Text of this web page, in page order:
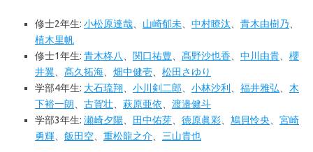
修士2年生: 小松原達哉、 山崎郁未、 中村瞭汰、 青木由樹乃、
植木里帆
修士1年生: 青木柊八、 関口祐豊、 髙野沙也香、 中川由貴、 櫻
井翼、 髙久拓海、 畑中健壱、 松田さゆり
学部4年生: 大石琉翔、 小川剣二郎、 小林沙利 、 福井雅弘、 木
下裕一朗、 古賀壮、 萩原亜依、 渡邉健斗
学部3年生: 瀬崎夕陽、 田中佑芽、 徳原眞彩、 鳩貝怜央、 宮崎
勇輝、 飯田空、 重松龍之介、 三山貴也